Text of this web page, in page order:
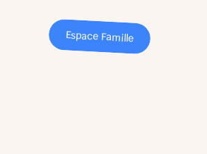
Espace Famille